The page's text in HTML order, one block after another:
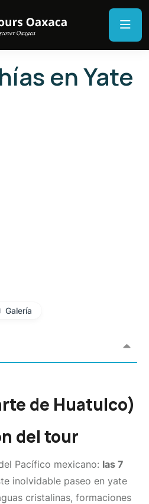
en Yate
Galería
de Huatulco)
del tour
Pacífico mexicano: las 7
inolvidable paseo en yate
cristalinas, formaciones